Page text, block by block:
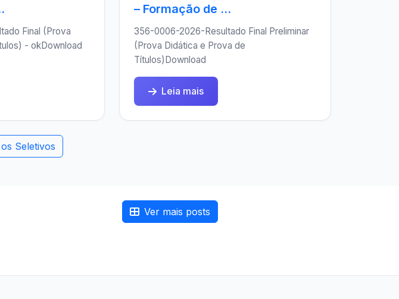
Final (Prova
- okDownload
– Formação de ...
356-0006-2026-Resultado Final Preliminar
(Prova Didática e Prova de
Títulos)Download
Leia mais
Seletivos
Ver mais posts